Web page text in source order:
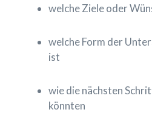
welche Ziele oder
welche Form der
ist
wie die nächsten
könnten